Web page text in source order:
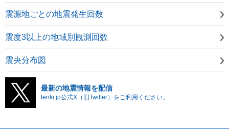
震源地ごとの地震発生回数
震度3以上の地域別観測回数
震央分布図
最新の地震情報を配信
tenki.jp公式X（旧Twitter）をご利用ください。